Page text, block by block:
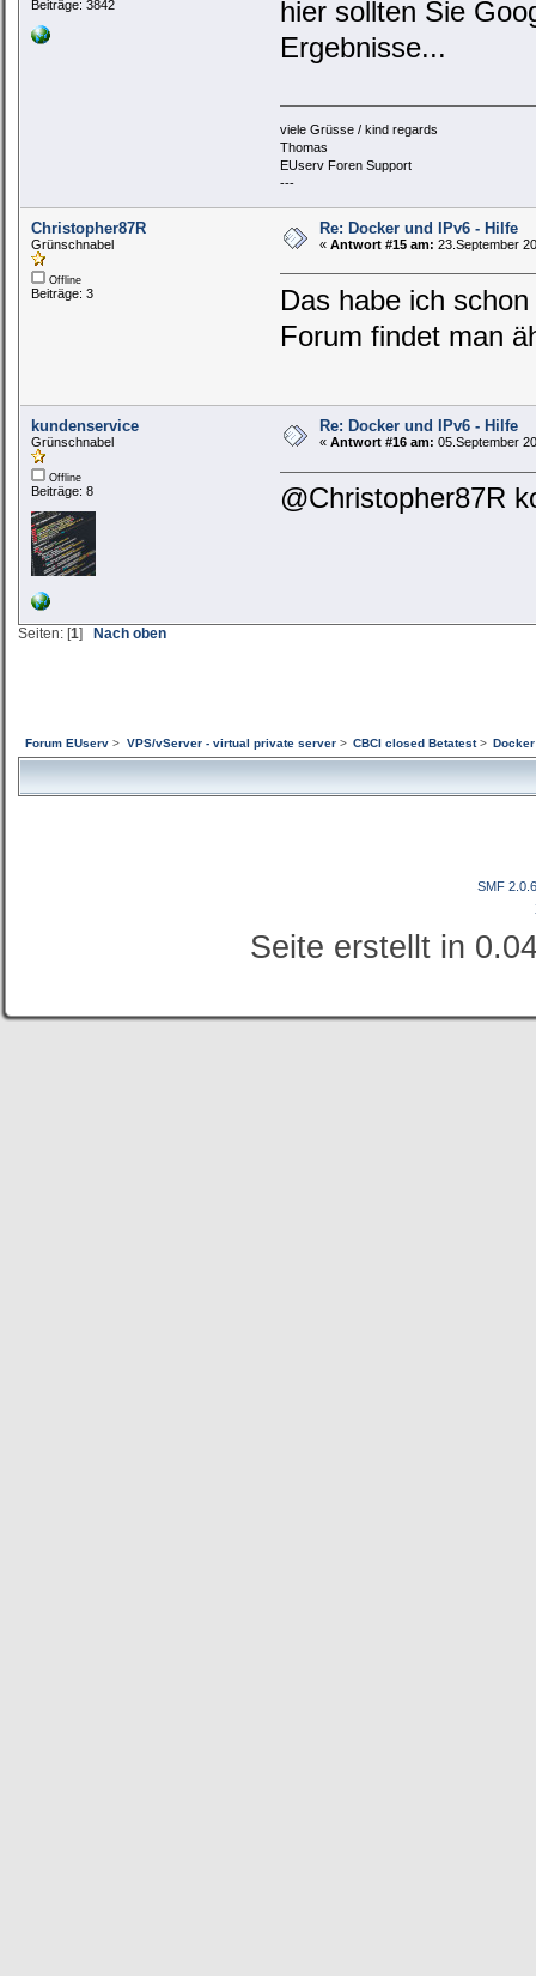
Beiträge: 3842
hier sollten Sie
Ergebnisse...
viele Grüsse / kind regards
Thomas
EUserv Foren Support
---
Christopher87R
Grünschnabel
Offline
Beiträge: 3
Re: Docker und IPv6 - Hilfe
« Antwort #15 am: 23.September
Das habe ich
Forum findet man
kundenservice
Grünschnabel
Offline
Beiträge: 8
Re: Docker und IPv6 - Hilfe
« Antwort #16 am: 05.September
@Christopher87R
Seiten: [1] Nach oben
Forum EUserv > VPS/vServer - virtual private server> CBCI closed Betatest>
SMF 2.0.6
Seite erstellt in